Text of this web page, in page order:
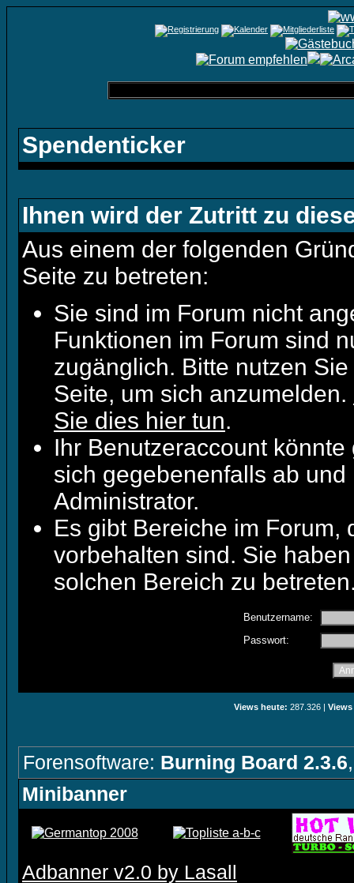
Spendenticker
Ihnen wird der Zutritt zu
Aus einem der folgenden
Seite zu betreten:
Sie sind im Forum nicht
Funktionen im Forum sind
zugänglich. Bitte nutzen
Seite, um sich anzumelden.
Sie dies hier tun.
Ihr Benutzeraccount
sich gegebenenfalls ab
Administrator.
Es gibt Bereiche im Forum,
vorbehalten sind. Sie
solchen Bereich zu
Benutzername:
Passwort:
Views heute: 287.326 |
Forensoftware: Burning Board 2.3.6
Minibanner
Adbanner v2.0 by Lasall